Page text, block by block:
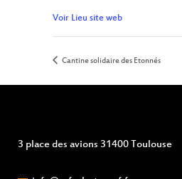
Voir Lieu site web
Cantine solidaire des Etonnés
3 place des avions 31400 Toulouse